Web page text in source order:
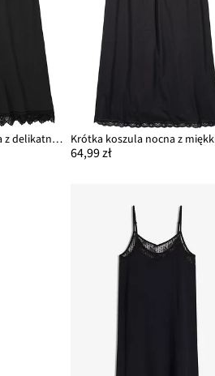
Krótka koszula nocna z delikatną koronką
64,99 zł